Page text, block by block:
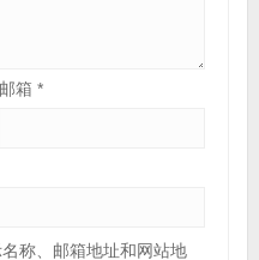
邮箱*
称、邮箱地址和网站地